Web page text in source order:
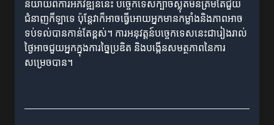
និយាយពីការអភិវឌ្ឍន៍នេះ បច្ចេកទេសក្បាច់ស្លុតមិនត្រឹមតែជួយ
ជំនាញកីឡាទេ ប៉ុន្តែវាក៏អាចធ្វើអោយអ្នកមានកម្លាំងនិងភាពអាច
ទប់ទល់បានកាន់តែខ្ពស់។ ការអនុវត្តន៍បច្ចេកទេសនេះជារៀងរាល់
ថ្ងៃអាចជួយអ្នកក្នុងការច្នៃប្រឌិត និងបង្កើនសមត្ថភាពនៃការ
សម្រេចបាន។